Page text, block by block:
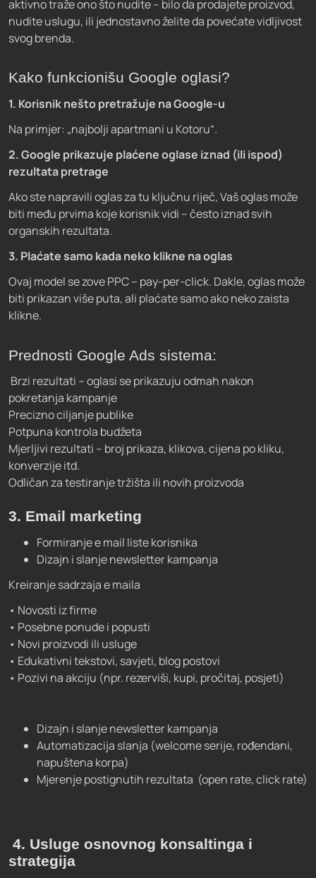
aktivno traže ono što nudite – bilo da prodajete proizvod,
nudite uslugu, ili jednostavno želite da povećate vidljivost
svog brenda.
Kako funkcionišu Google oglasi?
1. Korisnik nešto pretražuje na Google-u
Na primjer: „najbolji apartmani u Kotoru“.
2. Google prikazuje plaćene oglase iznad (ili ispod)
rezultata pretrage
Ako ste napravili oglas za tu ključnu riječ, Vaš oglas može
biti među prvima koje korisnik vidi – često iznad svih
organskih rezultata.
3. Plaćate samo kada neko klikne na oglas
Ovaj model se zove PPC – pay-per-click. Dakle, oglas može
biti prikazan više puta, ali plaćate samo ako neko zaista
klikne.
Prednosti Google Ads sistema:
Brzi rezultati – oglasi se prikazuju odmah nakon
pokretanja kampanje
Precizno ciljanje publike
Potpuna kontrola budžeta
Mjerljivi rezultati – broj prikaza, klikova, cijena po kliku,
konverzije itd.
Odličan za testiranje tržišta ili novih proizvoda
3. Email marketing
Formiranje e mail liste korisnika
Dizajn i slanje newsletter kampanja
Kreiranje sadrzaja e maila
• Novosti iz firme
• Posebne ponude i popusti
• Novi proizvodi ili usluge
• Edukativni tekstovi, savjeti, blog postovi
• Pozivi na akciju (npr. rezerviši, kupi, pročitaj, posjeti)
Dizajn i slanje newsletter kampanja
Automatizacija slanja (welcome serije, rođendani,
napuštena korpa)
Mjerenje postignutih rezultata (open rate, click rate)
4. Usluge osnovnog konsaltinga i
strategija